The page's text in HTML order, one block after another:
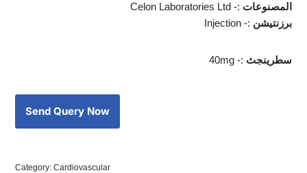
Celon Laboratories Ltd -: المصنوعات
Injection -: برزنتيشن
40mg -: سطرينجث
Category: Cardiovascular